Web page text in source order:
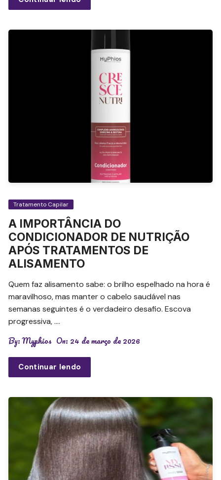
Tratamento Capilar
A IMPORTÂNCIA DO
CONDICIONADOR DE NUTRIÇÃO
APÓS TRATAMENTOS DE
ALISAMENTO
Quem faz alisamento sabe: o brilho espelhado na hora é
maravilhoso, mas manter o cabelo saudável nas
semanas seguintes é o verdadeiro desafio. Escova
progressiva, ….
By:Myphios On: 24 de março de 2026
Continuar lendo